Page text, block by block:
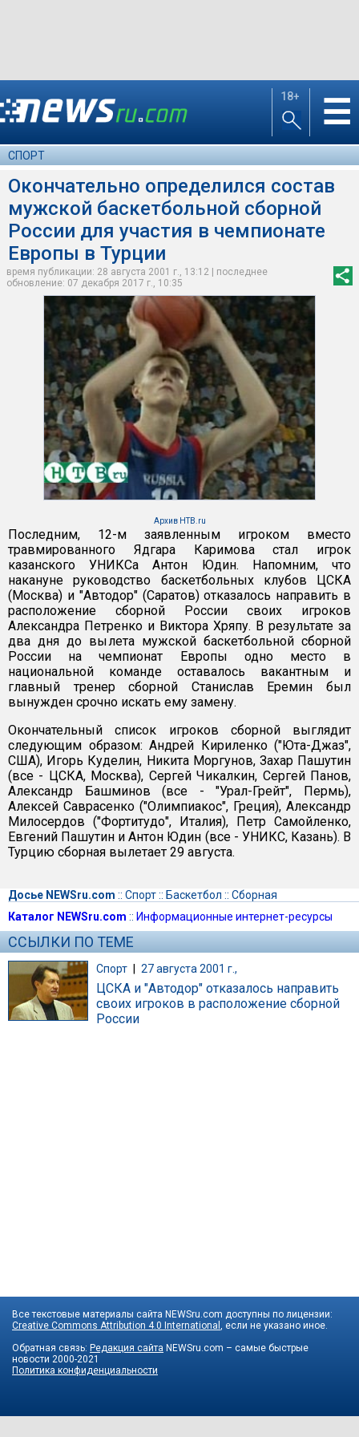
18+ ☰
СПОРТ
Окончательно определился состав
мужской баскетбольной сборной
России для участия в чемпионате
Европы в Турции
время публикации: 28 августа 2001 г., 13:12 | последнее
обновление: 07 декабря 2017 г., 10:35
Архив НТВ.ru
Последним, 12-м заявленным игроком вместо
травмированного Ядгара Каримова стал игрок
казанского УНИКСа Антон Юдин. Напомним, что
накануне руководство баскетбольных клубов ЦСКА
(Москва) и "Автодор" (Саратов) отказалось направить в
расположение сборной России своих игроков
Александра Петренко и Виктора Хряпу. В результате за
два дня до вылета мужской баскетбольной сборной
России на чемпионат Европы одно место в
национальной команде оставалось вакантным и
главный тренер сборной Станислав Еремин был
вынужден срочно искать ему замену.
Окончательный список игроков сборной выглядит
следующим образом: Андрей Кириленко ("Юта-Джаз",
США), Игорь Куделин, Никита Моргунов, Захар Пашутин
(все - ЦСКА, Москва), Сергей Чикалкин, Сергей Панов,
Александр Башминов (все - "Урал-Грейт", Пермь),
Алексей Саврасенко ("Олимпиакос", Греция), Александр
Милосердов ("Фортитудо", Италия), Петр Самойленко,
Евгений Пашутин и Антон Юдин (все - УНИКС, Казань). В
Турцию сборная вылетает 29 августа.
Досье NEWSru.com :: Спорт:: Баскетбол :: Сборная
Каталог NEWSru.com :: Информационные интернет-ресурсы
ССЫЛКИ ПО ТЕМЕ
Спорт | 27 августа 2001 г.,
ЦСКА и "Автодор" отказалось направить
своих игроков в расположение сборной
России
Все текстовые материалы сайта NEWSru.com доступны по лицензии:
Creative Commons Attribution 4.0 International
, если не указано иное.
Обратная связь: Редакция сайта NEWSru.com – самые быстрые
новости 2000-2021
Политика конфиденциальности